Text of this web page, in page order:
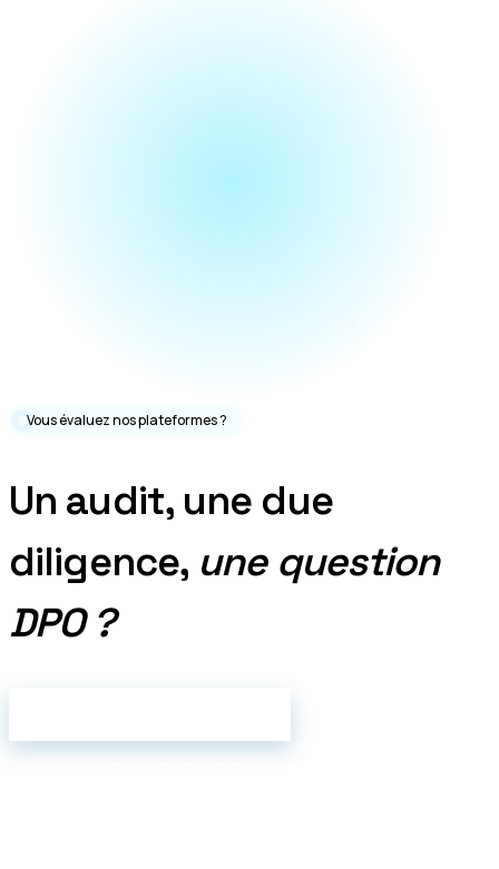
Vous évaluez nos plateformes ?
Un audit, une due
diligence, une question
DPO ?